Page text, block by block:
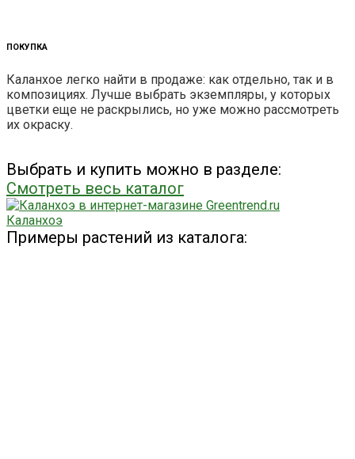
ПОКУПКА
Каланхое легко найти в продаже: как отдельно, так и в
композициях. Лучше выбрать экземпляры, у которых
цветки еще не раскрылись, но уже можно рассмотреть
их окраску.
Выбрать и купить можно в разделе:
Смотреть весь каталог
Каланхоэ
Примеры растений из каталога: